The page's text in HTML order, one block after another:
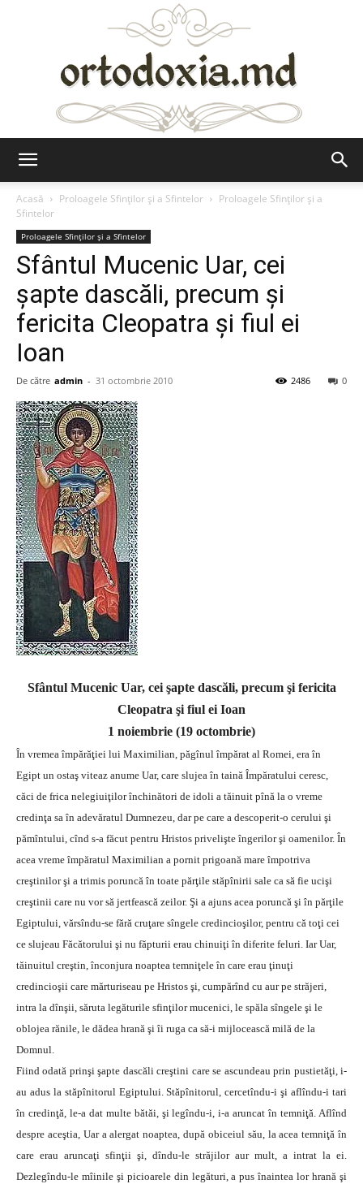
Acasă
Proloagele Sfinților și a Sfintelor
Proloagele Sfinților și a
Sfintelor
Proloagele Sfinților și a Sfintelor
Sfântul Mucenic Uar, cei
şapte dascăli, precum şi
fericita Cleopatra şi fiul ei
Ioan
De către admin - 31 octombrie 2010 0
2486
Sfântul Mucenic Uar, cei şapte dascăli, precum şi fericita
Cleopatra şi fiul ei Ioan
1 noiembrie (19 octombrie)
În vremea împărăţiei lui Maximilian, păgînul împărat al Romei, era în
Egipt un ostaş viteaz anume Uar, care slujea în taină Împăratului ceresc,
căci de frica nelegiuiţilor închinători de idoli a tăinuit pînă la o vreme
credinţa sa în adevăratul Dumnezeu, dar pe care a descoperit-o cerului şi
pămîntului, cînd s-a făcut pentru Hristos privelişte îngerilor şi oamenilor. În
acea vreme împăratul Maximilian a pornit prigoană mare împotriva
creştinilor şi a trimis poruncă în toate părţile stăpînirii sale ca să fie ucişi
creştinii care nu vor să jertfească zeilor. Şi a ajuns acea poruncă şi în părţile
Egiptului, vărsîndu-se fără cruţare sîngele credincioşilor, pentru că toţi cei
ce slujeau Făcătorului şi nu făpturii erau chinuiţi în diferite feluri. Iar Uar,
tăinuitul creştin, înconjura noaptea temniţele în care erau ţinuţi
credincioşii care mărturiseau pe Hristos şi, cumpărînd cu aur pe străjeri,
intra la dînşii, săruta legăturile sfinţilor mucenici, le spăla sîngele şi le
oblojea rănile, le dădea hrană şi îi ruga ca să-i mijlocească milă de la
Domnul.
Fiind odată prinşi şapte dascăli creştini care se ascundeau prin pustietăţi, i-
au adus la stăpînitorul Egiptului. Stăpînitorul, cercetîndu-i şi aflîndu-i tari
în credinţă, le-a dat multe bătăi, şi legîndu-i, i-a aruncat în temniţă. Aflînd
despre aceştia, Uar a alergat noaptea, după obiceiul său, la acea temniţă în
care erau aruncaţi sfinţii şi, dîndu-le străjilor aur mult, a intrat la ei.
Dezlegîndu-le mîinile şi picioarele din legături, a pus înaintea lor hrană şi